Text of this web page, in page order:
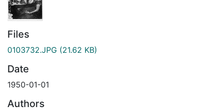
Files
0103732.JPG (21.62 KB)
Date
1950-01-01
Authors